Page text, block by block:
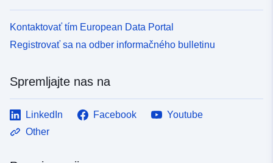
Kontaktovať tím European Data Portal
Registrovať sa na odber informačného bulletinu
Spremljajte nas na
LinkedIn Facebook
Youtube
Other